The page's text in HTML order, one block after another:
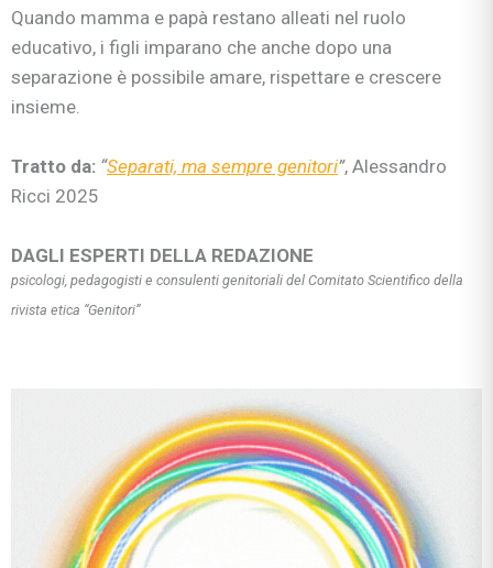
Quando mamma e papà restano alleati nel ruolo
educativo, i figli imparano che anche dopo una
separazione è possibile amare, rispettare e crescere
insieme.
Tratto da: “Separati, ma sempre genitori”, Alessandro
Ricci 2025
DAGLI ESPERTI DELLA REDAZIONE
psicologi, pedagogisti e consulenti genitoriali del Comitato Scientifico della
rivista etica “Genitori”